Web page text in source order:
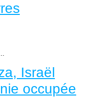
Israël
occupée